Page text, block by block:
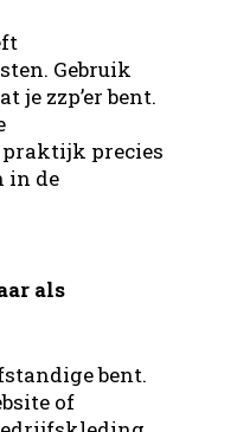
Gebruik
je zzp’er bent.
precies
in de
als
bent.
of